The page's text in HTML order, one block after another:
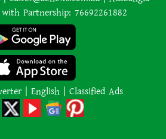
প্রস্তুত ‘স্পেশাল ফোর্স’
শাপলা চত্বর হত্যাযজ্ঞ: স্বৈরাচার হাসিনা-
আজিজ-বেনজীরসহ পলাতকদের বিরুদ্ধে
গ্রেপ্তারি পরোয়ানা
লোডশেডিংয়ের কারণে জনসংখ্যা
বেড়েছে: ভারতের নতুন শিক্ষামন্ত্রী
Partnership: 76692261882
| English | Classified Ads